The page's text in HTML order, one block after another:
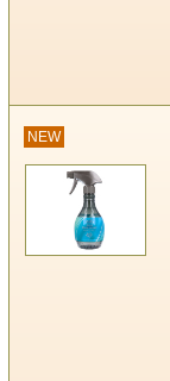
NEW